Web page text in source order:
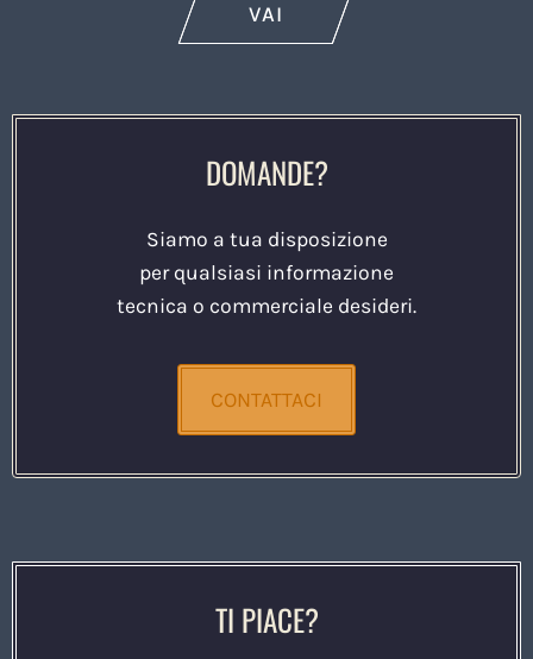
VAI
DOMANDE?
Siamo a tua disposizione
per qualsiasi informazione
tecnica o commerciale desideri.
CONTATTACI
TI PIACE?